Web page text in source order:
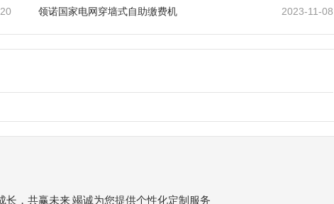
领诺国家电网穿墙式自助缴费机 2023-11-08
长，共赢未来 竭诚为您提供个性化定制服务